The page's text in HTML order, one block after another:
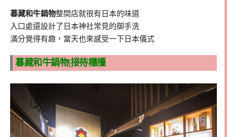
暮藏和牛鍋物整間店就很有日本的味道
入口處還設計了日本神社常見的御手洗
滿分覺得有趣，當天也來感受一下日本儀式
暮藏和牛鍋物|接待櫃檯